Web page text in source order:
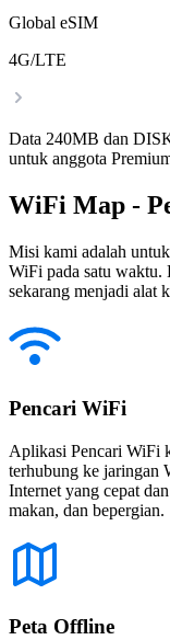
Global eSIM
4G/LTE
Data 240MB dan
untuk anggota
WiFi Map -
Misi kami adalah
WiFi pada satu waktu.
sekarang menjadi alat
Pencari WiFi
Aplikasi Pencari WiFi
terhubung ke jaringan
Internet yang cepat
makan, dan bepergian.
Peta Offline